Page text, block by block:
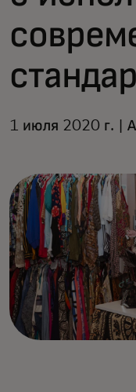
1 июля 2020 г. |